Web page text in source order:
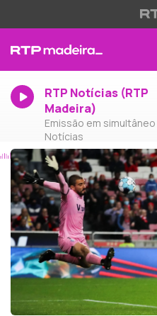
RTP Notícias (RTP
Madeira)
Emissão em
Notícias